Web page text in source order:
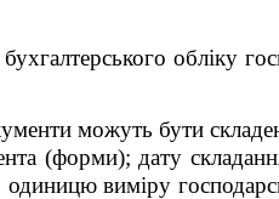
обліку
можуть бути
(форми); дату
одиницю виміру